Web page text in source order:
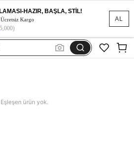
AL
HAZIR, BAŞLA, STİL!
Kargo
Eşleşen ürün yok.